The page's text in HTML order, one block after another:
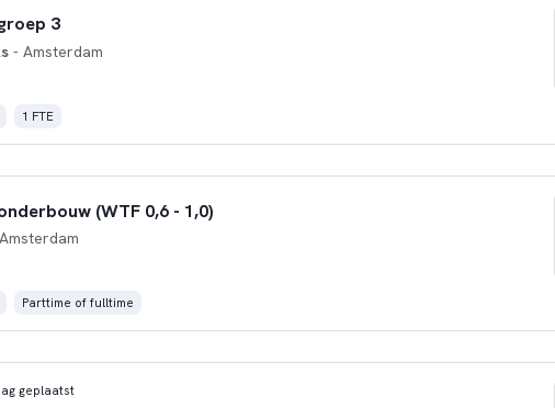
3
- Amsterdam
1 FTE
(WTF 0,6 - 1,0)
Parttime of fulltime
geplaatst